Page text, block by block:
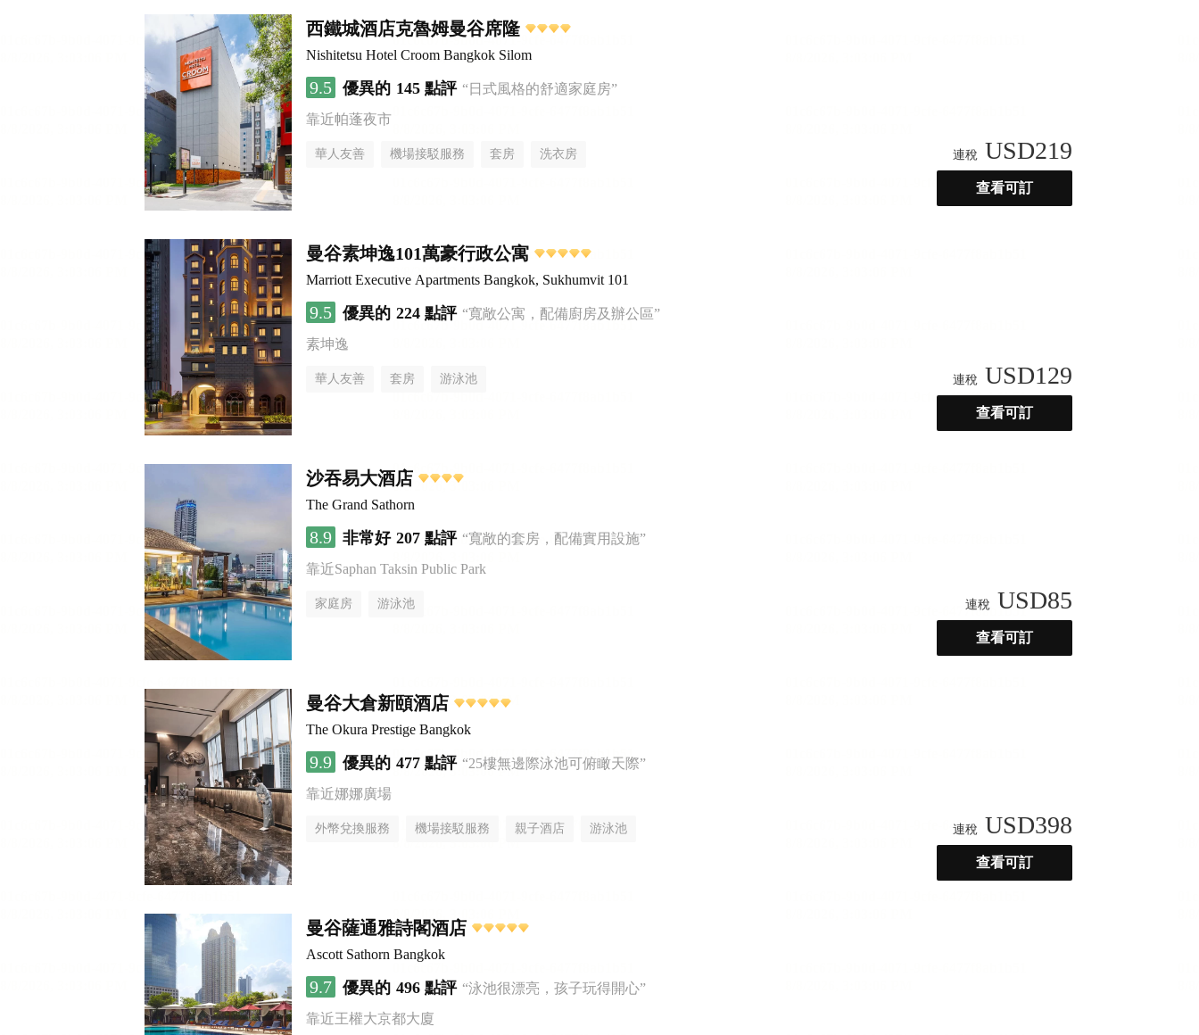
西鐵城酒店克魯姆曼谷席隆
Nishitetsu Hotel Croom Bangkok Silom
9.5 優異的 145 點評 “日式風格的舒適家庭房”
靠近帕蓬夜市
華人友善 機場接駁服務 套房 洗衣房 連稅 USD219
查看可訂
曼谷素坤逸101萬豪行政公寓
Marriott Executive Apartments Bangkok, Sukhumvit 101
9.5 優異的 224 點評 “寬敞公寓，配備廚房及辦公區”
素坤逸
華人友善 套房 游泳池 連稅 USD129
查看可訂
沙吞易大酒店
The Grand Sathorn
8.9 非常好 207 點評 “寬敞的套房，配備實用設施”
靠近Saphan Taksin Public Park
家庭房 游泳池 連稅 USD85
查看可訂
曼谷大倉新頤酒店
The Okura Prestige Bangkok
9.9 優異的 477 點評 “25樓無邊際泳池可俯瞰天際”
靠近娜娜廣場
外幣兌換服務 機場接駁服務 親子酒店 游泳池 連稅 USD398
查看可訂
曼谷薩通雅詩閣酒店
Ascott Sathorn Bangkok
9.7 優異的 496 點評 “泳池很漂亮，孩子玩得開心”
靠近王權大京都大廈